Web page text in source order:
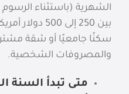
الشهرية (باستثناء
بين 250 إلى
سكنًا جامعيًا أو شقة
والمصروفات الشخصية.
متى تبدأ السنة